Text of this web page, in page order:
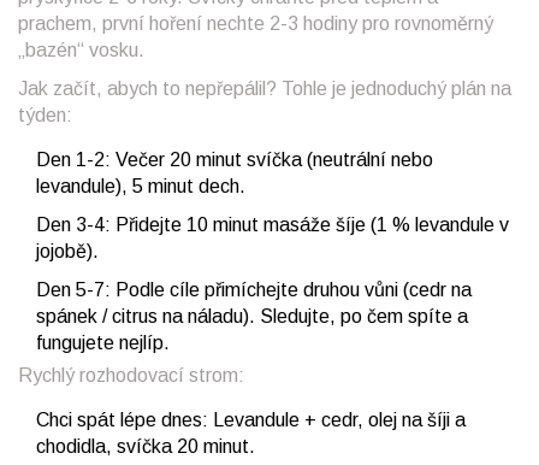
prachem, první hoření nechte 2-3 hodiny pro rovnoměrný
„bazén“ vosku.
Jak začít, abych to nepřepálil? Tohle je jednoduchý plán na
týden:
Den 1-2: Večer 20 minut svíčka (neutrální nebo
levandule), 5 minut dech.
Den 3-4: Přidejte 10 minut masáže šíje (1 % levandule v
jojobě).
Den 5-7: Podle cíle přimíchejte druhou vůni (cedr na
spánek / citrus na náladu). Sledujte, po čem spíte a
fungujete nejlíp.
Rychlý rozhodovací strom:
Chci spát lépe dnes: Levandule + cedr, olej na šíji a
chodidla, svíčka 20 minut.